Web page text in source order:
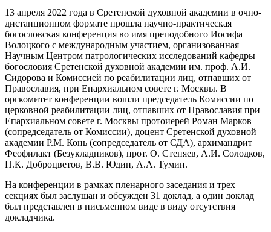
13 апреля 2022 года в Сретенской духовной академии в очно-
дистанционном формате прошла научно-практическая
богословская конференция во имя преподобного Иосифа
Волоцкого с международным участием, организованная
Научным Центром патрологических исследований кафедры
богословия Сретенской духовной академии им. проф. А.И.
Сидорова и Комиссией по реабилитации лиц, отпавших от
Православия, при Епархиальном совете г. Москвы. В
оргкомитет конференции вошли председатель Комиссии по
церковной реабилитации лиц, отпавших от Православия при
Епархиальном совете г. Москвы протоиерей Роман Марков
(сопредседатель от Комиссии), доцент Сретенской духовной
академии Р.М. Конь (сопредседатель от СДА), архимандрит
Феофилакт (Безукладников), прот. О. Стеняев, А.И. Солодков,
П.К. Доброцветов, В.В. Юдин, А.А. Тумин.
На конференции в рамках пленарного заседания и трех
секциях был заслушан и обсужден 31 доклад, а один доклад
был представлен в письменном виде в виду отсутствия
докладчика.